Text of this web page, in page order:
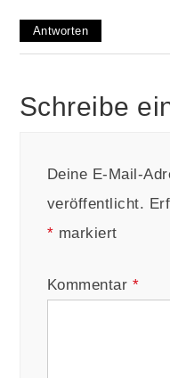
Antworten
Schreibe
Deine E-Mail-
veröffentlicht.
* markiert
Kommentar *